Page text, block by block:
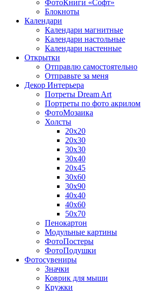
ФотоКниги «Софт»
Блокноты
Календари
Календари магнитные
Календари настольные
Календари настенные
Открытки
Отправлю самостоятельно
Отправьте за меня
Декор Интерьера
Потреты Dream Art
Портреты по фото акрилом
ФотоМозаика
Холсты
20х20
20х30
30х30
30х40
20х45
30х60
30х90
40х40
40х60
50х70
Пенокартон
Модульные картины
ФотоПостеры
ФотоПодушки
Фотоcувениры
Значки
Коврик для мыши
Кружки